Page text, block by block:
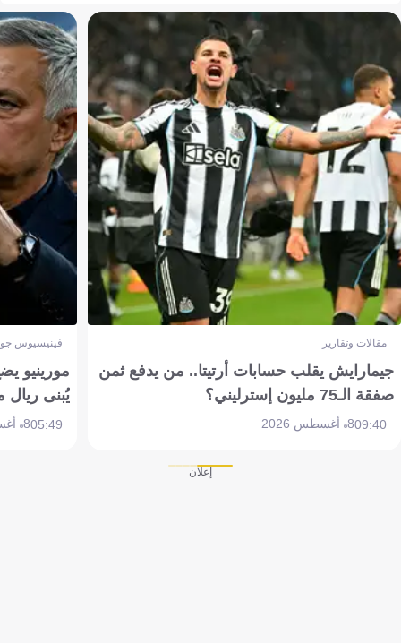
مقالات وتقارير
جيمارايش يقلب حسابات أرتيتا.. من يدفع ثمن
صفقة الـ75 مليون إسترليني؟
09:408 أغسطس 2026
فينيسيوس
مورينيو
يُبنى ريال
05:498 أغسطس 2026
إعلان